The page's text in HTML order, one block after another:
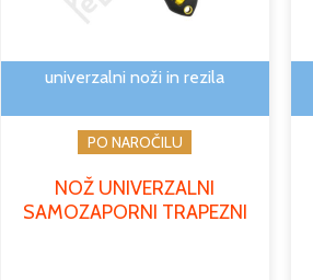
univerzalni noži in rezila
PO NAROČILU
NOŽ UNIVERZALNI
SAMOZAPORNI TRAPEZNI